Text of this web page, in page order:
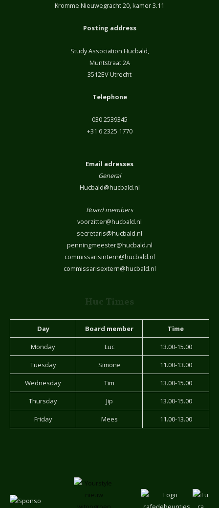
Kromme Nieuwegracht 20, kamer 3.11
Posting address
Study Association Hucbald,
Muntstraat 2A
3512EV Utrecht
Telephone
030 2539345
+31 6 2325 1770
Email adresses
General
Hucbald@hucbald.nl
Board members
voorzitter@hucbald.nl
secretaris@hucbald.nl
penningmeester@hucbald.nl
commissarisintern@hucbald.nl
commissarisextern@hucbald.nl
Huc Times
Day Board member Time
Monday Luc 13.00-15.00
Tuesday Simone 11.00-13.00
Wednesday Tim 13.00-15.00
Thursday Jip 13.00-15.00
Friday Mees 11.00-13.00